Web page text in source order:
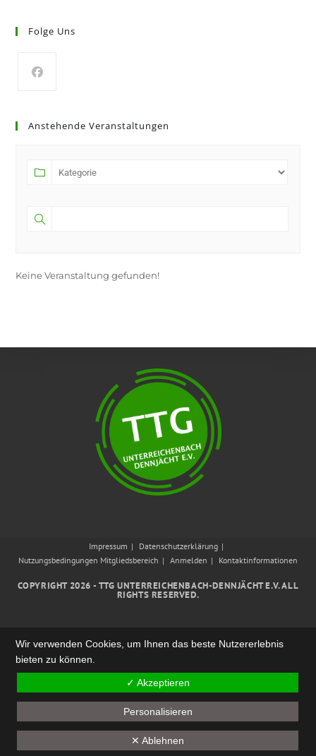
Folge Uns
a
Anstehende Veranstaltungen
Keine Veranstaltung gefunden!
Impressum
Datenschutzerklärung
Nutzungsbedingungen Mitgliedsbereich
Anmelden Kontaktinformationen
COPYRIGHT 2026 - TTG UNTERREICHENBACH-DENNJÄCHT E.V. ALL
RIGHTS RESERVED.
Wir verwenden Cookies, um Ihnen das beste Nutzererlebnis
bieten zu können.
✓ Akzeptieren
Personalisieren
✕ Ablehnen